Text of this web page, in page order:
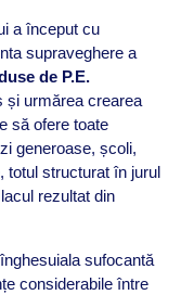
a început cu
supraveghere a
de P.E.
și urmărea crearea
să ofere toate
generoase, școli,
totul structurat în jurul
rezultat din
sufocantă
considerabile între